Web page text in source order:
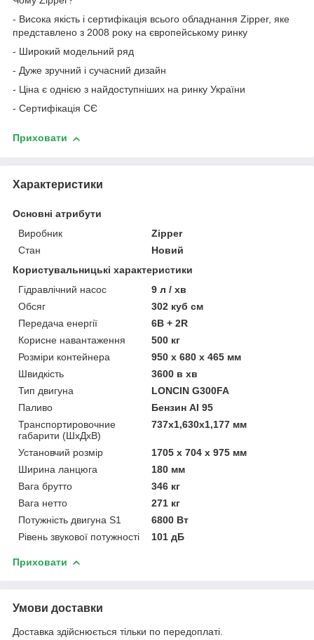
- Висока якість і сертифікація всього обладнання Zipper, яке
представлено з 2008 року на європейському ринку
- Широкий модельний ряд
- Дуже зручний і сучасний дизайн
- Ціна є однією з найдоступніших на ринку України
- Сертифікація СЄ
Приховати
Характеристики
Основні атрибути
Виробник
Zipper
Стан
Новий
Користувальницькі характеристики
Гідравлічний насос
9 л / хв
Обсяг
302 куб см
Передача енергії
6В + 2R
Корисне навантаження
500 кг
Розміри контейнера
950 х 680 х 465 мм
Швидкість
3600 в хв
Тип двигуна
LONCIN G300FA
Паливо
Бензин АІ 95
Транспортировочние
габарити (ШхДхВ)
737х1,630х1,177 мм
Установчий розмір
1705 х 704 х 975 мм
Ширина ланцюга
180 мм
Вага брутто
346 кг
Вага нетто
271 кг
Потужність двигуна S1
6800 Вт
Рівень звукової потужності
101 дБ
Приховати
Умови доставки
Доставка здійснюється тільки по передоплаті.